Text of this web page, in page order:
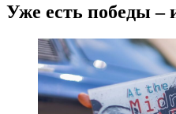
Уже есть победы –